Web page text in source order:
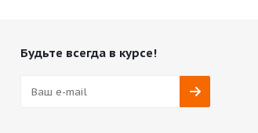
Будьте всегда в курсе!